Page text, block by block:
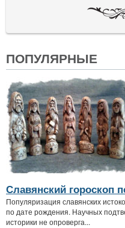
ПОПУЛЯРНЫЕ
Славянский гороскоп
Популяризация славянских
по дате рождения. Научных
историки не опроверга...